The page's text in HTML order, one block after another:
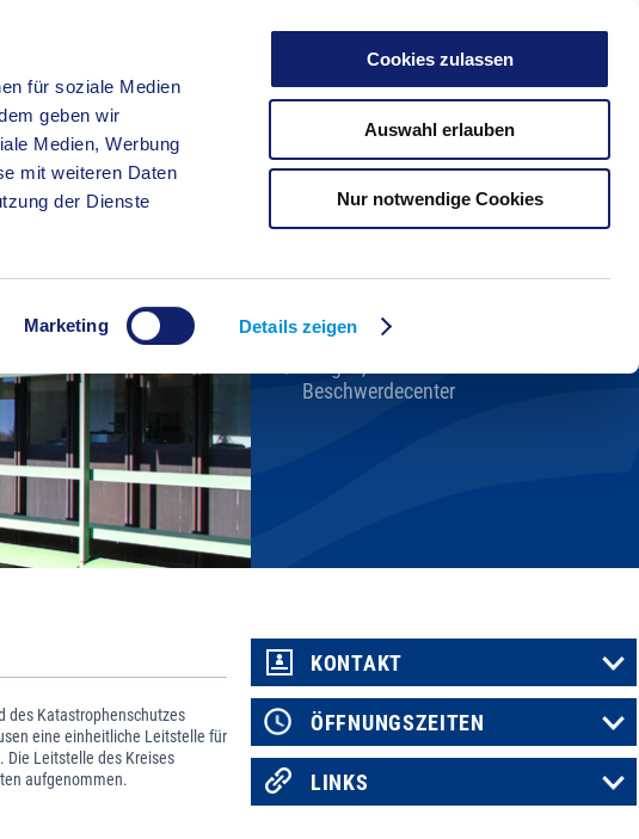
für soziale Medien
geben wir
Medien, Werbung
mit weiteren Daten
der Dienste
Marketing Details zeigen
Cookies zulassen
Auswahl erlauben
Nur notwendige Cookies
BILDUNG
Kreisverwaltung A-Z
Karriere beim Kreis
Beschwerdecenter
des Katastrophenschutzes
eine einheitliche Leitstelle für
Die Leitstelle des Kreises
aufgenommen.
KONTAKT
ÖFFNUNGSZEITEN
LINKS